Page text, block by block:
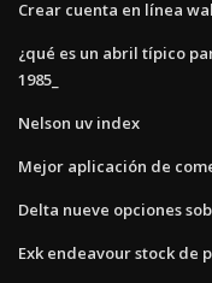
Crear cuenta en línea
¿qué es un abril típico
1985_
Nelson uv index
Mejor aplicación de
Delta nueve opciones
Exk endeavour stock de